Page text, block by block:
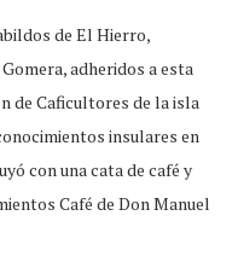
de El Hierro,
adheridos a esta
de Caficultores de la isla
insulares en
con una cata de café y
Café de Don Manuel